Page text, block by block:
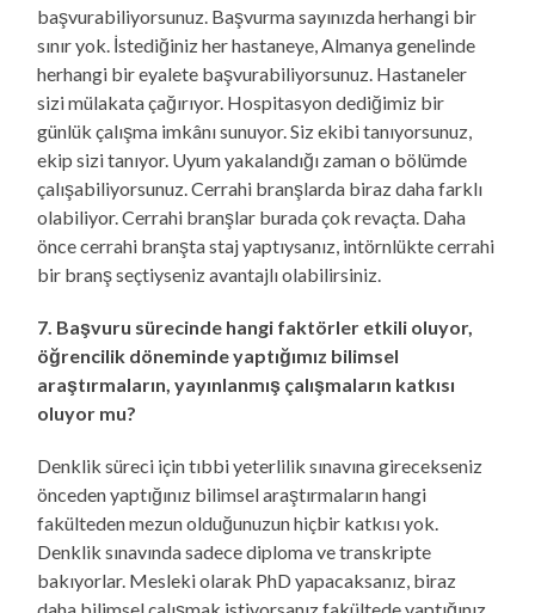
başvurabiliyorsunuz. Başvurma sayınızda herhangi bir
sınır yok. İstediğiniz her hastaneye, Almanya genelinde
herhangi bir eyalete başvurabiliyorsunuz. Hastaneler
sizi mülakata çağırıyor. Hospitasyon dediğimiz bir
günlük çalışma imkânı sunuyor. Siz ekibi tanıyorsunuz,
ekip sizi tanıyor. Uyum yakalandığı zaman o bölümde
çalışabiliyorsunuz. Cerrahi branşlarda biraz daha farklı
olabiliyor. Cerrahi branşlar burada çok revaçta. Daha
önce cerrahi branşta staj yaptıysanız, intörnlükte cerrahi
bir branş seçtiyseniz avantajlı olabilirsiniz.
7. Başvuru sürecinde hangi faktörler etkili oluyor,
öğrencilik döneminde yaptığımız bilimsel
araştırmaların, yayınlanmış çalışmaların katkısı
oluyor mu?
Denklik süreci için tıbbi yeterlilik sınavına girecekseniz
önceden yaptığınız bilimsel araştırmaların hangi
fakülteden mezun olduğunuzun hiçbir katkısı yok.
Denklik sınavında sadece diploma ve transkripte
bakıyorlar. Mesleki olarak PhD yapacaksanız, biraz
daha bilimsel çalışmak istiyorsanız fakültede yaptığınız